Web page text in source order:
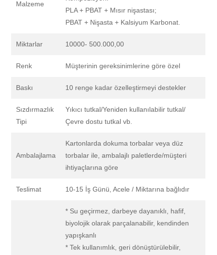
Malzeme
PLA + PBAT + Mısır nişastası;
PBAT + Nişasta + Kalsiyum Karbonat.
Miktarlar 10000- 500.000,00
Renk Müşterinin gereksinimlerine göre özel
Baskı 10 renge kadar özelleştirmeyi destekler
Sızdırmazlık
Tipi
Yıkıcı tutkal/Yeniden kullanılabilir tutkal/
Çevre dostu tutkal vb.
Ambalajlama
Kartonlarda dokuma torbalar veya düz
torbalar ile, ambalajlı paletlerde/müşteri
ihtiyaçlarına göre
Teslimat 10-15 İş Günü, Acele / Miktarına bağlıdır
* Su geçirmez, darbeye dayanıklı, hafif,
biyolojik olarak parçalanabilir, kendinden
yapışkanlı
* Tek kullanımlık, geri dönüştürülebilir,